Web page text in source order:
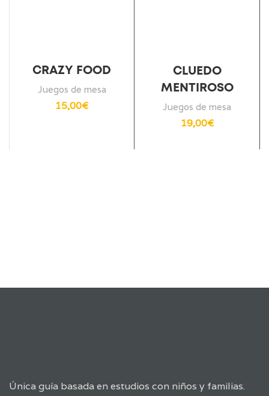
CRAZY FOOD
Juegos de mesa
15,00€
CLUEDO
MENTIROSO
Juegos de mesa
19,00€
Única guía basada en estudios con niños y familias.